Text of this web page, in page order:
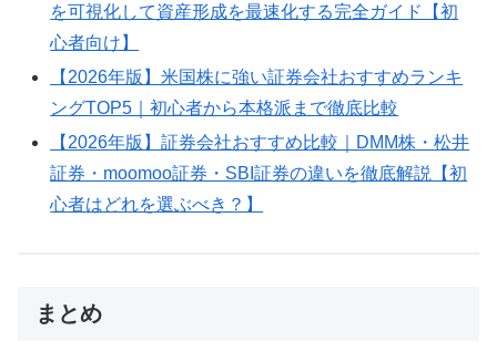
を可視化して資産形成を最速化する完全ガイド【初
心者向け】
【2026年版】米国株に強い証券会社おすすめランキ
ングTOP5｜初心者から本格派まで徹底比較
【2026年版】証券会社おすすめ比較｜DMM株・松井
証券・moomoo証券・SBI証券の違いを徹底解説【初
心者はどれを選ぶべき？】
まとめ